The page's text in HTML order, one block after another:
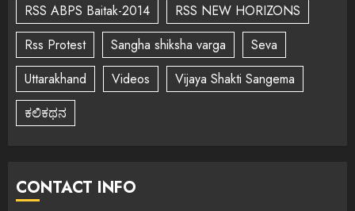
RSS ABPS Baitak-2014
RSS NEW HORIZONS
Rss Protest
Sangha shiksha varga
Seva
Uttarakhand
Videos
Vijaya Shakti Sangema
ಕಲಿಕಥನ
CONTACT INFO